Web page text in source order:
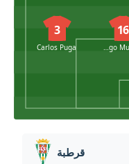
16
Diego Murillo
3
Carlos Puga
قرطبة